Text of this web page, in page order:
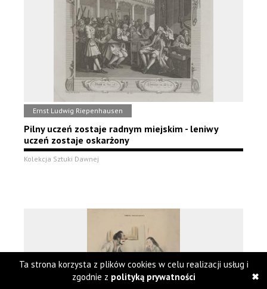
Ernst Ludwig Riepenhausen
Pilny uczeń zostaje radnym miejskim - leniwy
uczeń zostaje oskarżony
Kolekcja Sztuki Dawnej
Ta strona korzysta z plików cookies w celu realizacji usług i
zgodnie z polityką prywatności